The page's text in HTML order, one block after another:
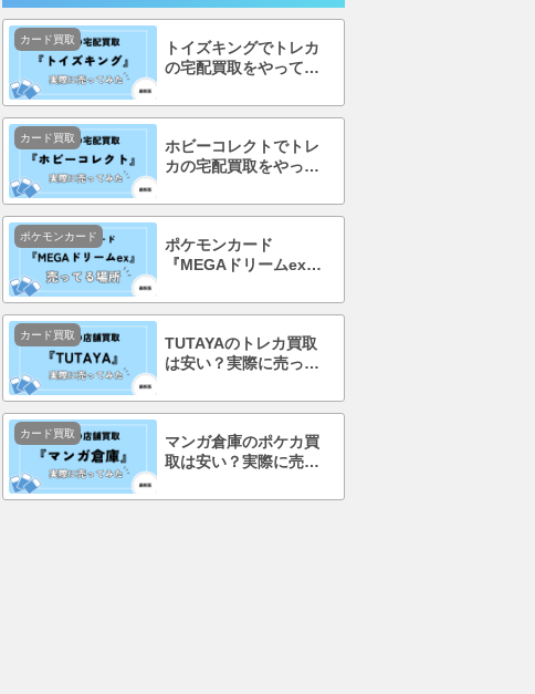
トイズキングでトレカ
の宅配買取をやってみ
徹底調査！
カード買取
ホビーコレクトでトレ
カの宅配買取をやって
で徹底調査！
カード買取
ポケモンカード
『MEGAドリームex』
こ？コンビニで買え
ポケモンカード
TUTAYAのトレカ買取
は安い？実際に売って
徹底調査！
カード買取
マンガ倉庫のポケカ買
取は安い？実際に売っ
で徹底調査！
カード買取